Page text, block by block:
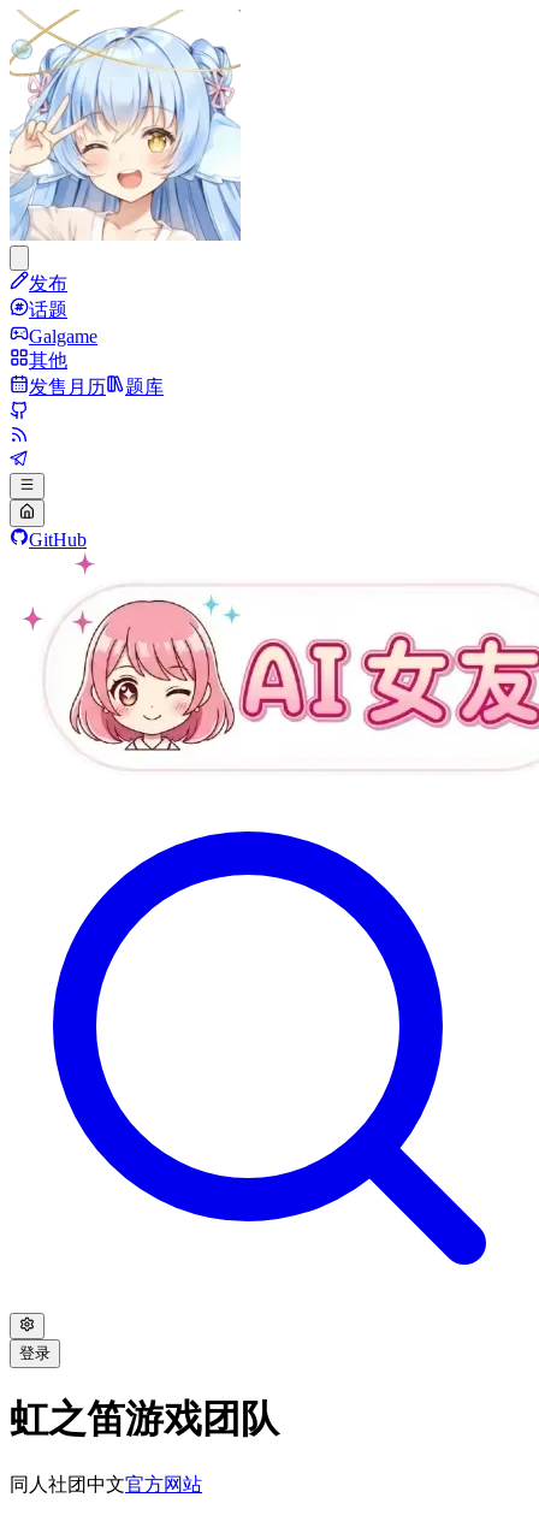
发布
话题
Galgame
其他
发售月历
题库
GitHub
登录
虹之笛游戏团队
同人社团中文官方网站